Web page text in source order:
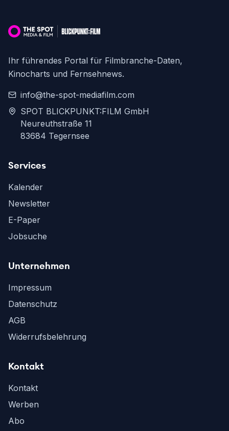
Ihr führendes Portal für Filmbranche-Daten,
Kinocharts und Fernsehnews.
info@the-spot-mediafilm.com
SPOT BLICKPUNKT:FILM GmbH
Neureuthstraße 11
83684 Tegernsee
Services
Kalender
Newsletter
E-Paper
Jobsuche
Unternehmen
Impressum
Datenschutz
AGB
Widerrufsbelehrung
Kontakt
Kontakt
Werben
Abo